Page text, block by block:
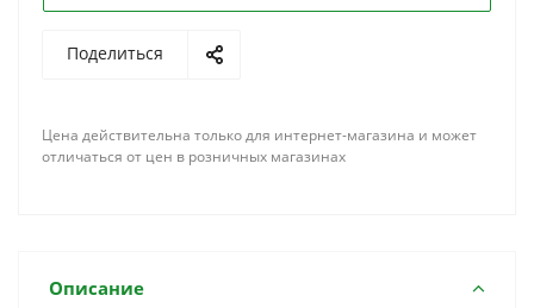
Поделиться
Цена действительна только для интернет-магазина и может
отличаться от цен в розничных магазинах
Описание